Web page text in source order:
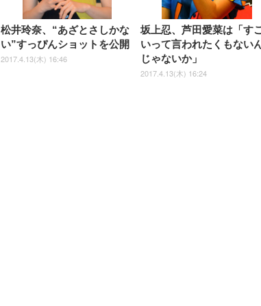
松井玲奈、“あざとさしかな
い”すっぴんショットを公開
2017.4.13(木) 16:46
坂上忍、芦田愛菜は「す
いって言われたくもない
じゃないか」
2017.4.13(木) 16:24